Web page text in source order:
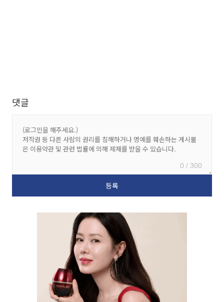
댓글
0 / 300